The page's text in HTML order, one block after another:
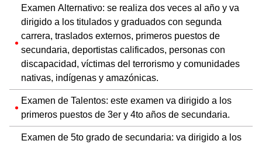
Examen Alternativo: se realiza dos veces al año y va
dirigido a los titulados y graduados con segunda
carrera, traslados externos, primeros puestos de
secundaria, deportistas calificados, personas con
discapacidad, víctimas del terrorismo y comunidades
nativas, indígenas y amazónicas.
Examen de Talentos: este examen va dirigido a los
primeros puestos de 3er y 4to años de secundaria.
Examen de 5to grado de secundaria: va dirigido a los